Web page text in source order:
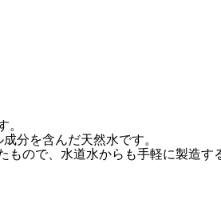
。
分を含んだ天然水です。
ので、水道水からも手軽に製造す